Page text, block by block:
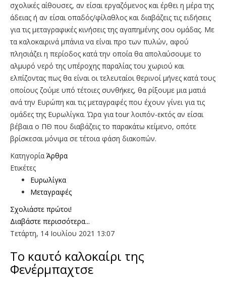
σχολικές αίθουσες, αν είσαι εργαζόμενος και έρθει η μέρα της
άδειας ή αν είσαι οπαδός/φίλαθλος και διαβάζεις τις ειδήσεις
για τις μεταγραφικές κινήσεις της αγαπημένης σου ομάδας. Με
τα καλοκαιρινά μπάνια να είναι προ των πυλών, αφού
πλησιάζει η περίοδος κατά την οποία θα απολαύσουμε το
αλμυρό νερό της υπέροχης παραλίας του χωριού και
ελπίζοντας πως θα είναι οι τελευταίοι θερινοί μήνες κατά τους
οποίους ζούμε υπό τέτοιες συνθήκες, θα ρίξουμε μια ματιά
ανά την Ευρώπη και τις μεταγραφές που έχουν γίνει για τις
ομάδες της Ευρωλίγκα. Ώρα για tour λοιπόν-εκτός αν είσαι
βέβαια ο ΠΘ που διαβάζεις το παρακάτω κείμενο, οπότε
βρίσκεσαι μόνιμα σε τέτοια φάση διακοπών.
Κατηγορία Άρθρα
Ετικέτες
Ευρωλίγκα
Μεταγραφές
Σχολιάστε πρώτοι!
Διαβάστε περισσότερα...
Τετάρτη, 14 Ιουλίου 2021 13:07
To καυτό καλοκαίρι της
Φενέρμπαχτσε